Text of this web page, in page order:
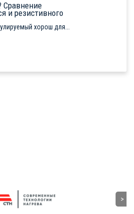
Сравнение
и резистивного
хорош для...